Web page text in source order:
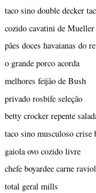
taco sino double decker
cozido cavatini de Mueller
pães doces havaianas do
o grande porco acorda
melhores feijão de Bush
privado rosbife seleção
betty crocker repente
taco sino musculoso crise
gaiola ovo cozido livre
chefe boyardee carne
total geral mills